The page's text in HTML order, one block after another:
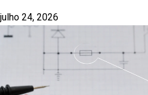
julho 24, 2026